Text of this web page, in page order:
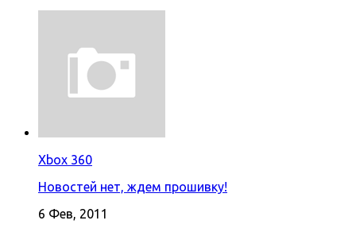
Xbox 360
Новостей нет, ждем прошивку!
6 Фев, 2011